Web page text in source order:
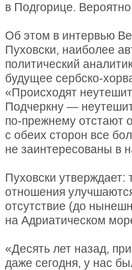
в Подгорице.
Об этом в интервью
Пуховски, наиболее
политический
будущее сербско-
«Происходят
Подчеркну —
по-прежнему отстают
с обеих сторон все
не заинтересованы в
Пуховски утверждает:
отношения
отсутствие (до
на Адриатическом
«Десять лет назад,
даже сегодня, у нас